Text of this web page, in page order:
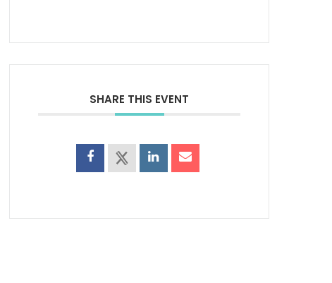
SHARE THIS EVENT